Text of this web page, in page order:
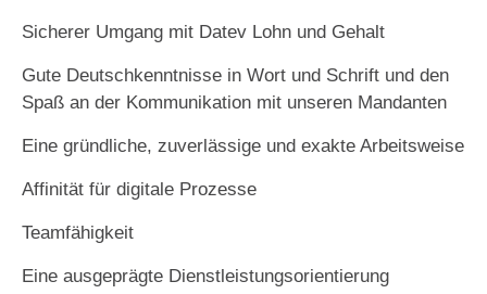
Sicherer Umgang mit Datev Lohn und Gehalt
Gute Deutschkenntnisse in Wort und Schrift und den
Spaß an der Kommunikation mit unseren Mandanten
Eine gründliche, zuverlässige und exakte Arbeitsweise
Affinität für digitale Prozesse
Teamfähigkeit
Eine ausgeprägte Dienstleistungsorientierung